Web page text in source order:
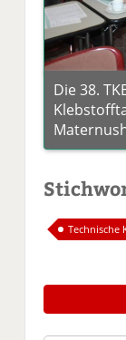
Die 38.
Technische